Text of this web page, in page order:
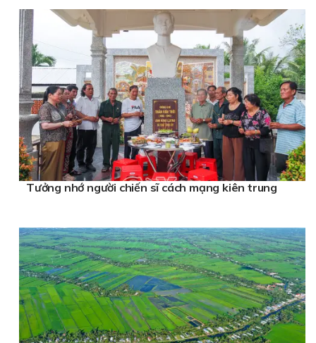
Tưởng nhớ người chiến sĩ cách mạng kiên trung